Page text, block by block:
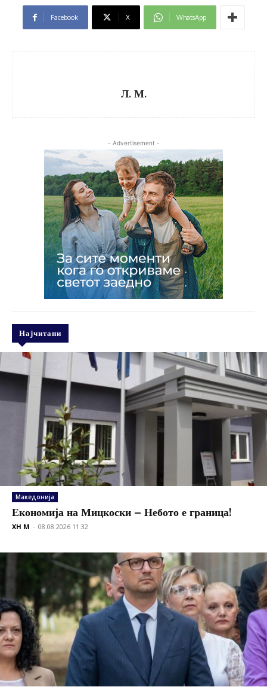
Facebook X WhatsApp
Л. М.
- Advertisement -
Најчитани
Македонија
Економија на Мицкоски – Небото е граница!
XH M - 08.08.2026 11:32